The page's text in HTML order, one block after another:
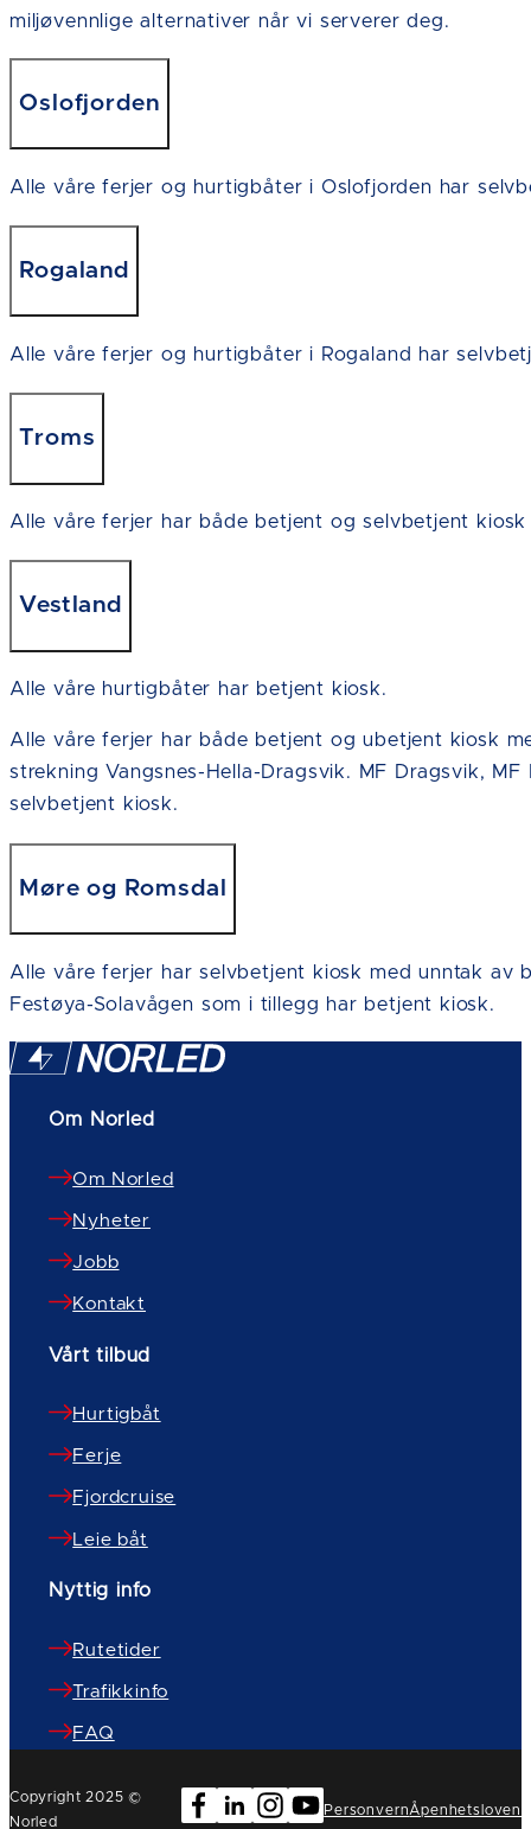
miljøvennlige alternativer når vi serverer deg.
Oslofjorden
Alle våre ferjer og hurtigbåter i Oslofjorden har
Rogaland
Alle våre ferjer og hurtigbåter i Rogaland har
Troms
Alle våre ferjer har både betjent og selvbetjent
Vestland
Alle våre hurtigbåter har betjent kiosk.
Alle våre ferjer har både betjent og ubetjent kiosk
strekning Vangsnes-Hella-Dragsvik. MF Dragsvik,
selvbetjent kiosk.
Møre og Romsdal
Alle våre ferjer har selvbetjent kiosk med unntak av
Festøya-Solavågen som i tillegg har betjent kiosk.
Om Norled
Om Norled
Nyheter
Jobb
Kontakt
Vårt tilbud
Hurtigbåt
Ferje
Fjordcruise
Leie båt
Nyttig info
Rutetider
Trafikkinfo
FAQ
Copyright 2025 ©
Norled
PersonvernÅpenhetsloven